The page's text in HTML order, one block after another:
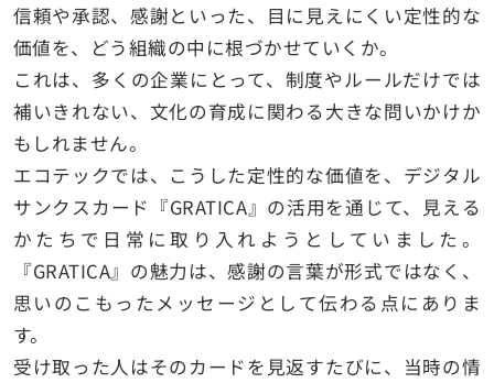
信頼や承認、感謝といった、目に見えにくい定性的な
価値を、どう組織の中に根づかせていくか。
これは、多くの企業にとって、制度やルールだけでは
補いきれない、文化の育成に関わる大きな問いかけか
もしれません。
エコテックでは、こうした定性的な価値を、デジタル
サンクスカード『GRATICA』の活用を通じて、見える
かたちで日常に取り入れようとしていました。
『GRATICA』の魅力は、感謝の言葉が形式ではなく、
思いのこもったメッセージとして伝わる点にありま
す。
受け取った人はそのカードを見返すたびに、当時の情